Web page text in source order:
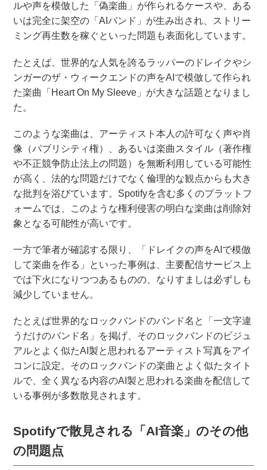
ルや声を模倣した「偽楽曲」が作られるケースや、ある
いは完全に架空の「AIバンド」が生み出され、ストリー
ミング再生数を稼ぐといった問題も表面化しています。
たとえば、世界的な人気を誇るラッパーのドレイクやシ
ンガーのザ・ウィークエンドの声をAIで模倣して作られ
た楽曲「Heart On My Sleeve」が大きな話題となりまし
た。
このような楽曲は、アーティスト本人の許可なく声や肖
像（パブリシティ権）、あるいは楽曲スタイル（著作権
や不正競争防止法上の問題）を無断利用している可能性
が高く、法的な問題だけでなく倫理的な観点からも大き
な批判を浴びています。Spotifyを含む多くのプラットフ
ォームでは、このような権利侵害の明白な楽曲は削除対
象となる可能性が高いです。
一方で筆者が確認する限り、「ドレイクの声をAIで模倣
して楽曲を作る」といった事例は、主要配信サービス上
では下火になりつつあるものの、なりすましは必ずしも
減少していません。
たとえば世界的なロックバンドのバンド名と「一文字違
うだけのバンド名」を掲げ、そのロックバンドのビジュ
アルとよく似たAI製と思われるアーティスト写真をアイ
コンに設定。そのロックバンドの楽曲とよく似たタイト
ルで、全く異なる内容のAI製と思われる楽曲を配信して
いる事例が多数散見されます。
Spotifyで散見される「AI音楽」のその他
の問題点